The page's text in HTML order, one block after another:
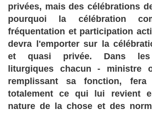
privées, mais des célébrations
pourquoi la célébration
fréquentation et participation
devra l'emporter sur la
et quasi privée. Dans les
liturgiques chacun - ministre
remplissant sa fonction, fera
totalement ce qui lui revient
nature de la chose et des